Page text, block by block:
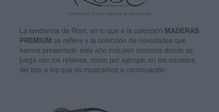
La tendencia de Root, en lo que a la colección MADERAS
PREMIUM se refiere y la colección de novedades que
hemos presentado este año incluyen modelos donde se
juega con los relieves, como por ejemplo en los modelos
del tipo a los que os mostramos a continuación.